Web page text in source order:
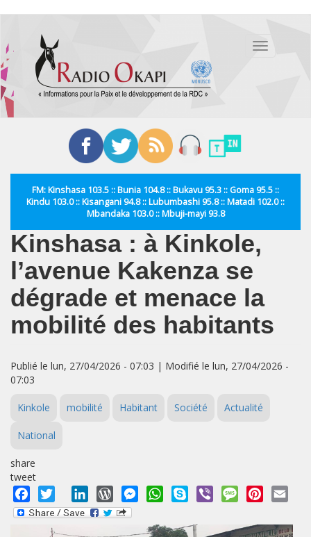
contenu
principal
Toggle
FM: Kinshasa 103.5 :: Bunia 104.8 :: Bukavu 95.3 :: Goma 95.5 ::
Kindu 103.0 :: Kisangani 94.8 :: Lubumbashi 95.8 :: Matadi 102.0 ::
Mbandaka 103.0 :: Mbuji-mayi 93.8
Kinshasa : à Kinkole,
l’avenue Kakenza se
dégrade et menace la
mobilité des habitants
Publié le lun, 27/04/2026 - 07:03 | Modifié le lun, 27/04/2026 -
07:03
Kinkole mobilité Habitant Société Actualité
National
share
tweet
Facebook
Twitter LinkedInWordPressMessengerWhatsApp
Skype Viber MessagePinterest